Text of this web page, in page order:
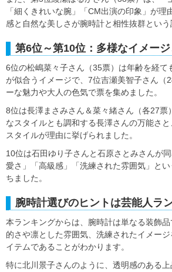
「細くきれいな腕」「CM出演の印象」が理
感と自然な美しさが腕時計と相性抜群という
第6位～第10位：多様なイメー
6位の松嶋菜々子さん（35票）は年齢を経て
が似合うイメージで、7位吉瀬美智子さん（
ーな魅力や大人の色気で票を集めました。
8位は長澤まさみさん＆菜々緒さん（各27票
なスタイルとも調和する長澤さんの万能さ
スタイルが理由に挙げられました。
10位は石田ゆり子さんと石原さとみさんが
愛さ」「高級感」「洗練された雰囲気」と
ちました。
腕時計選びのヒントは芸能人ラ
本ランキングからは、腕時計は単なる装飾
的さや凛とした雰囲気、洗練されたイメー
イテムであることがわかります。
特に北川景子さんのように、透明感のある